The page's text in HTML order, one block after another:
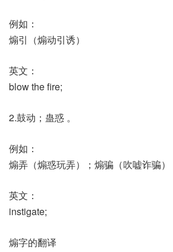
例如：
煽引（煽动引诱）
英文：
blow the fire;
2.鼓动；蛊惑 。
例如：
煽弄（煽惑玩弄）；煽骗（吹嘘诈骗）
英文：
instigate;
煽字的翻译